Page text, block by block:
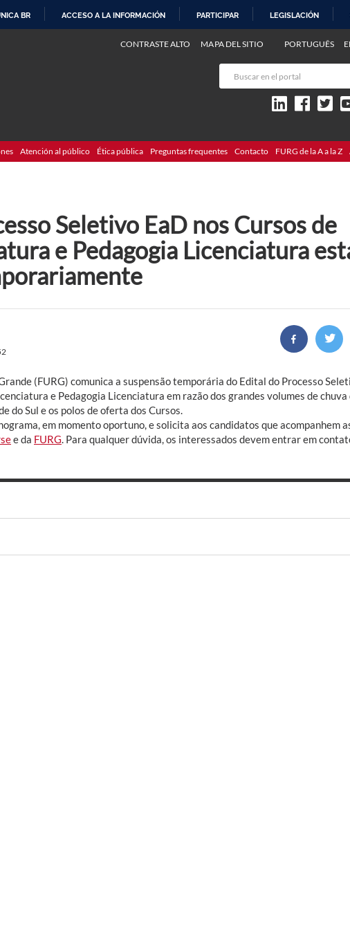
BR ACCESO A LA INFORMACIÓN PARTICIPAR LEGISLACIÓN
PORTUGUÊS
CONTRASTE ALTO MAPA DEL SITIO
Atención al público Ética pública Preguntas frequentes Contacto FURG de la A a la Z
Seletivo EaD nos Cursos de
e Pedagogia Licenciatura
(FURG) comunica a suspensão temporária do Edital do Processo
e Pedagogia Licenciatura em razão dos grandes volumes de chuva
do Sul e os polos de oferta dos Cursos.
em momento oportuno, e solicita aos candidatos que acompanhem
e da FURG . Para qualquer dúvida, os interessados devem entrar em